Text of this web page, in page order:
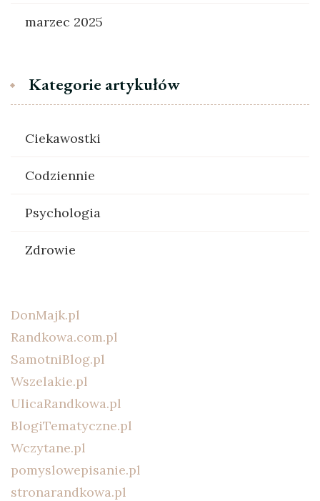
marzec 2025
Kategorie artykułów
Ciekawostki
Codziennie
Psychologia
Zdrowie
DonMajk.pl
Randkowa.com.pl
SamotniBlog.pl
Wszelakie.pl
UlicaRandkowa.pl
BlogiTematyczne.pl
Wczytane.pl
pomyslowepisanie.pl
stronarandkowa.pl